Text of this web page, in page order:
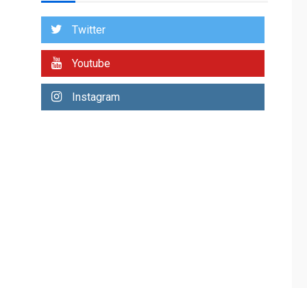
1
para alcanzar 3
2
ECONOMÍA ÚLTIMA HORA
operativo y sin
nacionalización de
Twitter
Youtube
Instagram